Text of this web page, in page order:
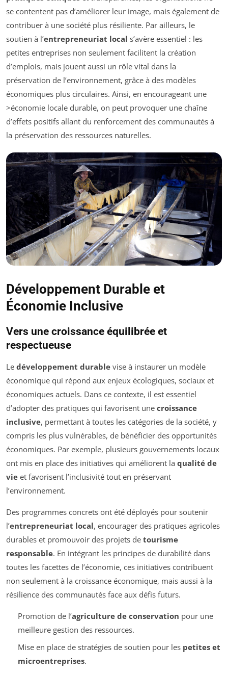
se contentent pas d’améliorer leur image, mais également de
contribuer à une société plus résiliente. Par ailleurs, le
soutien à l’entrepreneuriat local s’avère essentiel : les
petites entreprises non seulement facilitent la création
d’emplois, mais jouent aussi un rôle vital dans la
préservation de l’environnement, grâce à des modèles
économiques plus circulaires. Ainsi, en encourageant une
>économie locale durable, on peut provoquer une chaîne
d’effets positifs allant du renforcement des communautés à
la préservation des ressources naturelles.
Développement Durable et
Économie Inclusive
Vers une croissance équilibrée et
respectueuse
Le développement durable vise à instaurer un modèle
économique qui répond aux enjeux écologiques, sociaux et
économiques actuels. Dans ce contexte, il est essentiel
d’adopter des pratiques qui favorisent une croissance
inclusive, permettant à toutes les catégories de la société, y
compris les plus vulnérables, de bénéficier des opportunités
économiques. Par exemple, plusieurs gouvernements locaux
ont mis en place des initiatives qui améliorent la qualité de
vie et favorisent l’inclusivité tout en préservant
l’environnement.
Des programmes concrets ont été déployés pour soutenir
l’entrepreneuriat local, encourager des pratiques agricoles
durables et promouvoir des projets de tourisme
responsable. En intégrant les principes de durabilité dans
toutes les facettes de l’économie, ces initiatives contribuent
non seulement à la croissance économique, mais aussi à la
résilience des communautés face aux défis futurs.
Promotion de l’agriculture de conservation pour une
meilleure gestion des ressources.
Mise en place de stratégies de soutien pour les petites et
microentreprises.